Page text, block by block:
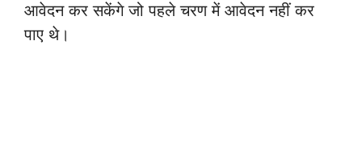
आवेदन कर सकेंगे जो पहले चरण में आवेदन नहीं कर
पाए थे।